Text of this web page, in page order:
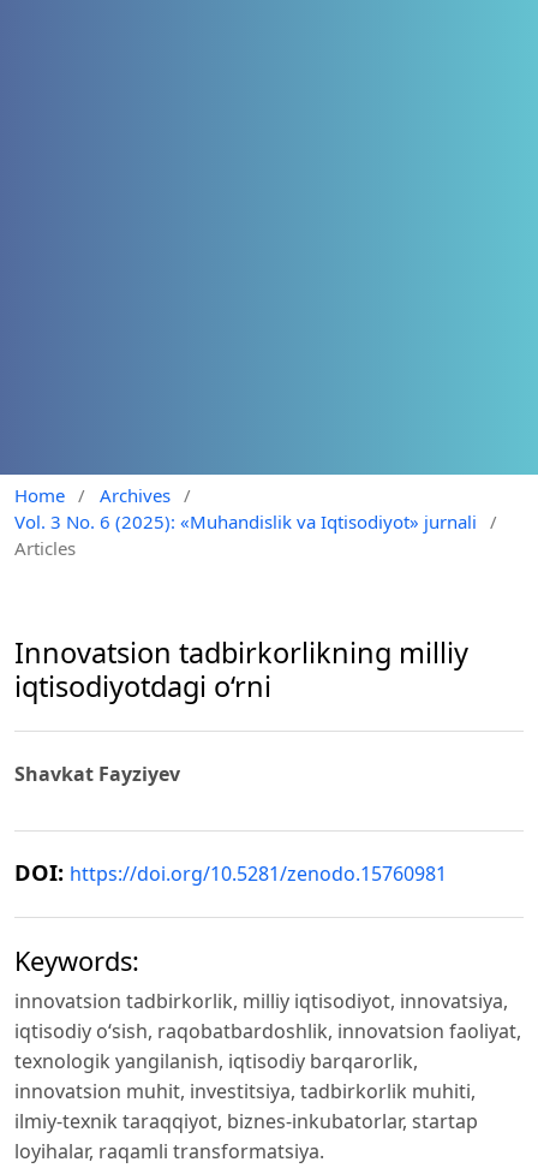
Home / Archives /
Vol. 3 No. 6 (2025): «Muhandislik va Iqtisodiyot» jurnali
/
Articles
Innovatsion tadbirkorlikning milliy
iqtisodiyotdagi o‘rni
Shavkat Fayziyev
DOI: https://doi.org/10.5281/zenodo.15760981
Keywords:
innovatsion tadbirkorlik, milliy iqtisodiyot, innovatsiya,
iqtisodiy o‘sish, raqobatbardoshlik, innovatsion faoliyat,
texnologik yangilanish, iqtisodiy barqarorlik,
innovatsion muhit, investitsiya, tadbirkorlik muhiti,
ilmiy-texnik taraqqiyot, biznes-inkubatorlar, startap
loyihalar, raqamli transformatsiya.